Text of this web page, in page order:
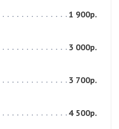
1 900р.
3 000р.
3 700р.
4 500р.